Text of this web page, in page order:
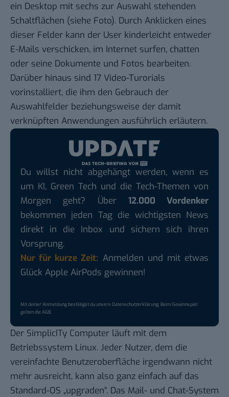
ein Desktop mit sechs zur Auswahl stehenden
Schaltflächen (siehe Foto). Durch Anklicken eines
dieser Felder kann der User kinderleicht entweder
E-Mails verschicken, im Internet surfen, chatten
oder seine Dokumente und Fotos bearbeiten.
Darüber hinaus sind 17 Video-Turorials
vorinstalliert, die ihm den Gebrauch der
Auswahlfelder beziehungsweise der damit
verknüpften Anwendungen ausführlich erläutern.
Du willst nicht abgehängt werden, wenn es
um KI, Green Tech und die Tech-Themen von
Morgen geht? Über 12.000 Vordenker
bekommen jeden Tag die wichtigsten News
direkt in die Inbox und sichern sich ihren
Vorsprung.
Nur für kurze Zeit: Anmelden und mit etwas
Glück Apple AirPods gewinnen!
Mit deiner Anmeldung bestätigst du unsereDatenschutzerklärung. Beim Gewinnspiel
gelten dieAGB.
Der SimplicITy Computer läuft mit dem
Betriebssystem Linux. Jeder Nutzer, dem die
vereinfachte Benutzeroberfläche irgendwann nicht
mehr ausreicht, kann also ganz einfach auf das
Standard-OS „upgraden“. Das Mail- und Chat-System